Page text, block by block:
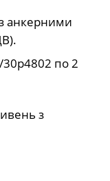
анкерними
30р4802 по 2
з